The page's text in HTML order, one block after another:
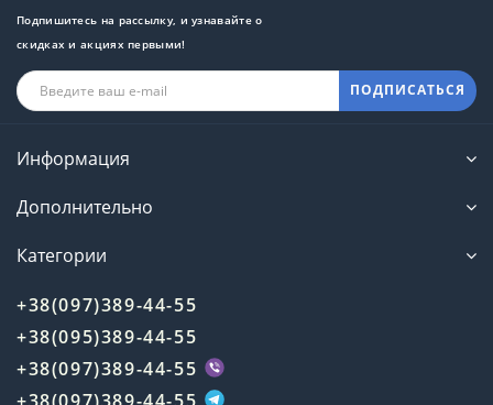
Подпишитесь на рассылку, и узнавайте о
скидках и акциях первыми!
ПОДПИСАТЬСЯ
Информация
Дополнительно
Категории
+38(097)389-44-55
+38(095)389-44-55
+38(097)389-44-55